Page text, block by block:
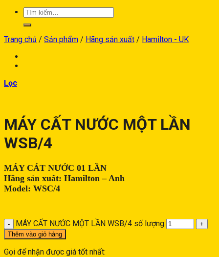
Trang chủ / Sản phẩm / Hãng sản xuất / Hamilton - UK
Lọc
MÁY CẤT NƯỚC MỘT LẦN
WSB/4
MÁY CÁT NƯỚC 01 LẦN
Hãng sản xuất: Hamilton – Anh
Model: WSC/4
MÁY CẤT NƯỚC MỘT LẦN WSB/4 số lượng
Thêm vào giỏ hàng
Gọi để nhận được giá tốt nhất: